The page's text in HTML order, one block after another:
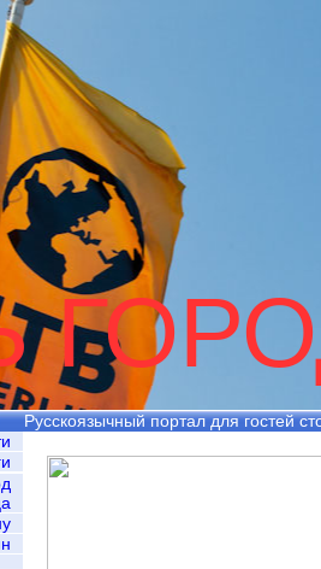
Русскоязычный портал для гостей